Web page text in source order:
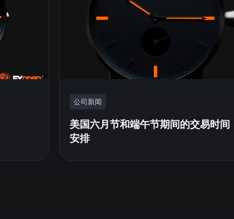
公司新闻
美国六月节和端午节期间的交易时间
安排